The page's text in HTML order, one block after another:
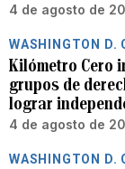
4 de agosto de
WASHINGTON D.
Kilómetro Cero
grupos de
lograr
4 de agosto de
WASHINGTON D.